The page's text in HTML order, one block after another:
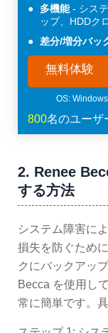
多機能
シス
ップ、HDDク
差分/増分バッ
無料体験
800名のユーザ
2. Renee
する方法
システム障害に
損失を防ぐため
クにバックアッ
Becca を使用し
常に簡単です。